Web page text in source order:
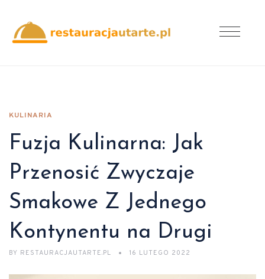
KULINARIA
Fuzja Kulinarna: Jak
Przenosić Zwyczaje
Smakowe Z Jednego
Kontynentu na Drugi
BY RESTAURACJAUTARTE.PL 16 LUTEGO 2022